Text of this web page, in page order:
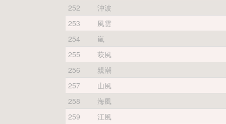
252
沖波
253
風雲
254
嵐
255
萩風
256
親潮
257
山風
258
海風
259
江風